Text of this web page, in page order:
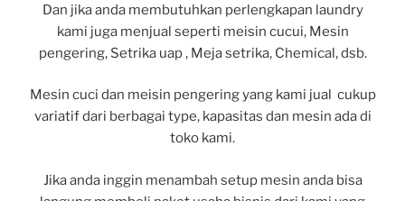
Dan jika anda membutuhkan perlengkapan laundry
kami juga menjual seperti meisin cucui, Mesin
pengering, Setrika uap , Meja setrika, Chemical, dsb.
Mesin cuci dan meisin pengering yang kami jual cukup
variatif dari berbagai type, kapasitas dan mesin ada di
toko kami.
Jika anda inggin menambah setup mesin anda bisa